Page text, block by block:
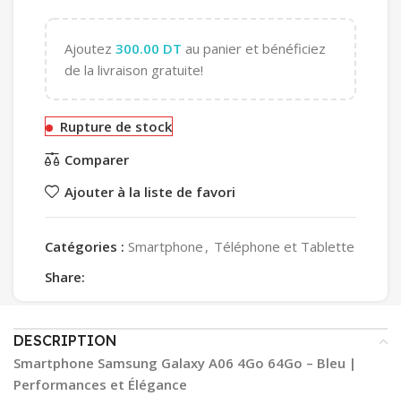
Ajoutez 300.00 DT au panier et bénéficiez
de la livraison gratuite!
Rupture de stock
Comparer
Ajouter à la liste de favori
Catégories : Smartphone , Téléphone et Tablette
Share:
DESCRIPTION
Smartphone Samsung Galaxy A06 4Go 64Go – Bleu |
Performances et Élégance